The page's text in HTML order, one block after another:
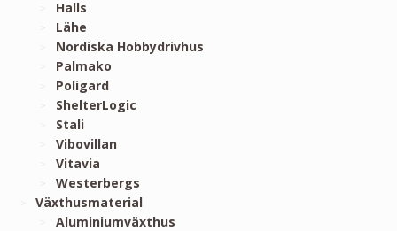
Halls
Lähe
Nordiska Hobbydrivhus
Palmako
Poligard
ShelterLogic
Stali
Vibovillan
Vitavia
Westerbergs
Växthusmaterial
Aluminiumväxthus